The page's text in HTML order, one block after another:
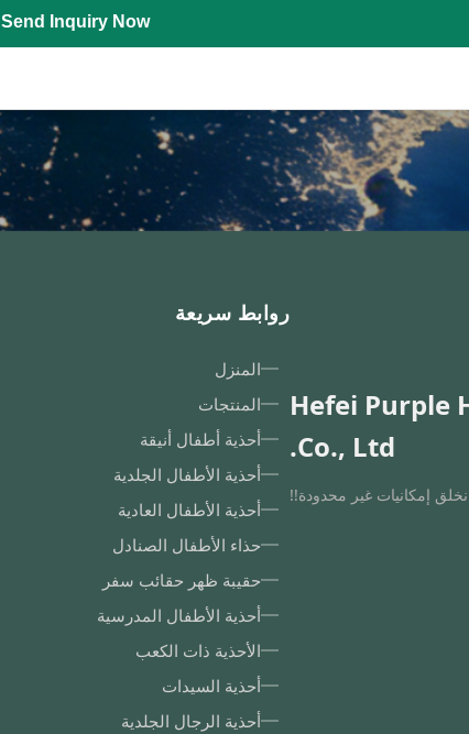
Send Inquiry Now
Hefei Purple
Co., Ltd.
إمكانيات غير محدودة!!
روابط سريعة
المنزل
المنتجات
أحذية أطفال أنيقة
أحذية الأطفال الجلدية
أحذية الأطفال العادية
حذاء الأطفال الصنادل
حقيبة ظهر حقائب سفر
أحذية الأطفال المدرسية
الأحذية ذات الكعب
أحذية السيدات
أحذية الرجال الجلدية